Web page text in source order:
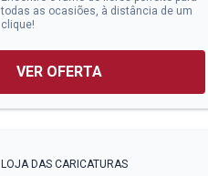
todas as ocasiões, à distância de um
clique!
VER OFERTA
LOJA DAS CARICATURAS